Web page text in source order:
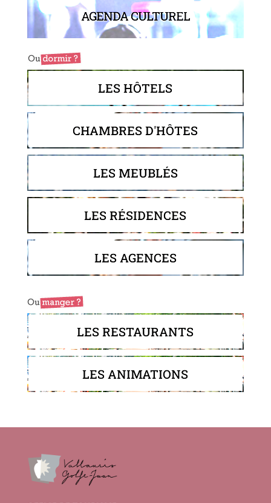
AGENDA CULTUREL
LES HÔTELS
CHAMBRES D'HÔTES
LES MEUBLÉS
LES RÉSIDENCES
LES AGENCES
LES RESTAURANTS
LES ANIMATIONS